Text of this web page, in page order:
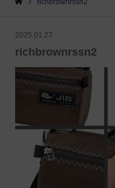
richbrownrssn2
2025.01.27
richbrownrssn2